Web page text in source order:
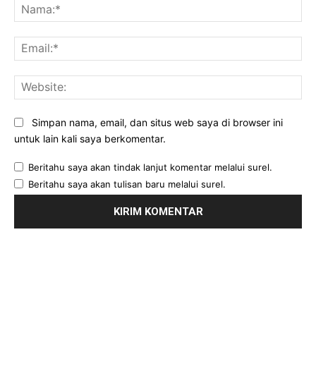
Simpan nama, email, dan situs web saya di browser ini
untuk lain kali saya berkomentar.
Beritahu saya akan tindak lanjut komentar melalui surel.
Beritahu saya akan tulisan baru melalui surel.